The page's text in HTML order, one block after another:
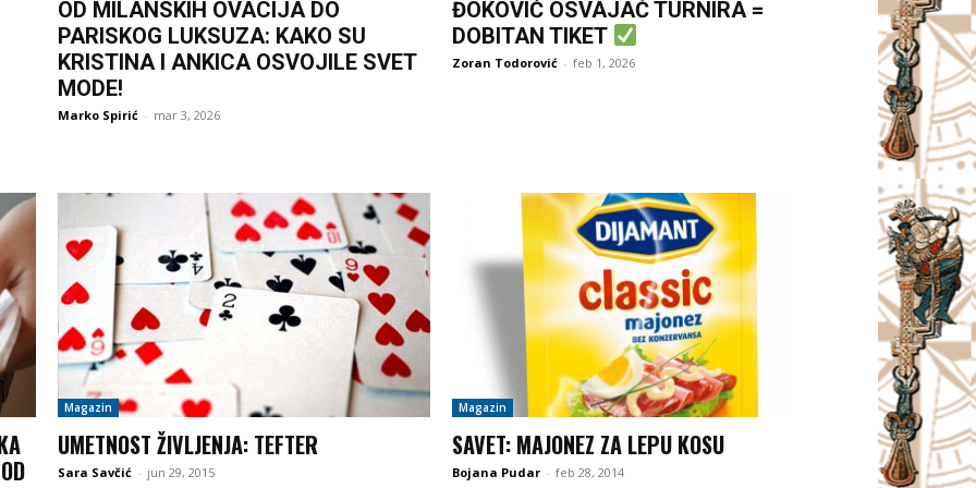
OD MILANSKIH OVACIJA DO
PARISKOG LUKSUZA: KAKO SU
KRISTINA I ANKICA OSVOJILE SVET
MODE!
Marko Spirić - mar 3, 2026
ĐOKOVIĆ OSVAJAČ TURNIRA =
DOBITAN TIKET
Zoran Todorović - feb 1, 2026
Magazin
UMETNOST ŽIVLJENJA: TEFTER
Sara Savčić - jun 29, 2015
Magazin
SAVET: MAJONEZ ZA LEPU KOSU
Bojana Pudar - feb 28, 2014